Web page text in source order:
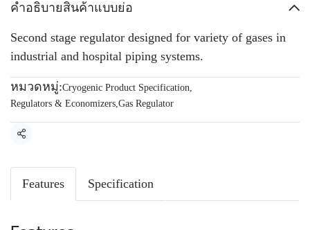
คำอธิบายสินค้าแบบย่อ
Second stage regulator designed for variety of gases in
industrial and hospital piping systems.
หมวดหมู่:Cryogenic Product Specification,
Regulators & Economizers,Gas Regulator
แชร์
Features Specification